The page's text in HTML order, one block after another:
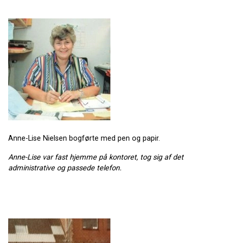
Anne-Lise Nielsen bogførte med pen og papir.
Anne-Lise var fast hjemme på kontoret, tog sig af det
administrative og passede telefon.